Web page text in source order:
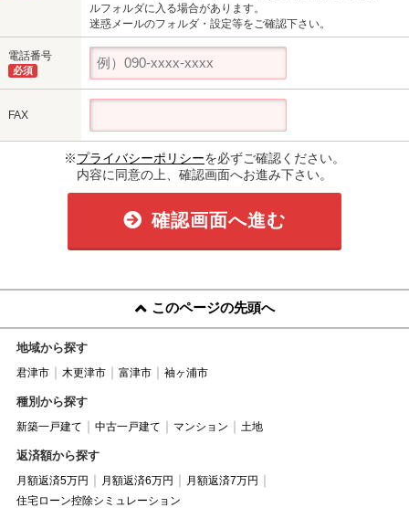
ルフォルダに入る場合があります。
迷惑メールのフォルダ・設定等をご確認下さい。
電話番号
必須
FAX
※プライバシーポリシーを必ずご確認ください。
内容に同意の上、確認画面へお進み下さい。
確認画面へ進む
このページの先頭へ
地域から探す
君津市 木更津市 富津市 袖ヶ浦市
種別から探す
新築一戸建て 中古一戸建て マンション 土地
返済額から探す
月額返済5万円 月額返済6万円
月額返済7万円
住宅ローン控除シミュレーション